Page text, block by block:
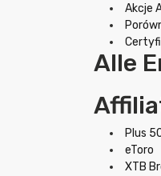
Akcje
Alle
Plus
eToro
XTB